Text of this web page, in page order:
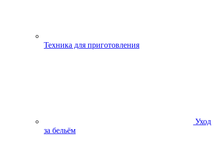
Техника для приготовления
Уход
за бельём